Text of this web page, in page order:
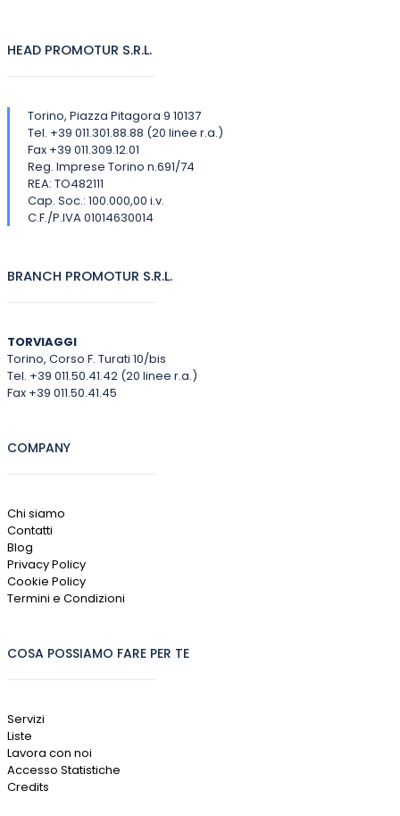
HEAD PROMOTUR S.R.L.
Torino, Piazza Pitagora 9 10137
Tel. +39 011.301.88.88 (20 linee r.a.)
Fax +39 011.309.12.01
Reg. Imprese Torino n.691/74
REA: TO482111
Cap. Soc.: 100.000,00 i.v.
C.F./P.IVA 01014630014
BRANCH PROMOTUR S.R.L.
TORVIAGGI
Torino, Corso F. Turati 10/bis
Tel. +39 011.50.41.42 (20 linee r.a.)
Fax +39 011.50.41.45
COMPANY
Chi siamo
Contatti
Blog
Privacy Policy
Cookie Policy
Termini e Condizioni
COSA POSSIAMO FARE PER TE
Servizi
Liste
Lavora con noi
Accesso Statistiche
Credits